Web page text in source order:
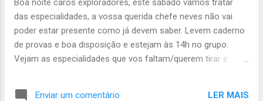
copo - Dinheiro para o lanche e ceia de
sábado - Canivete - 3,5€ Se puderem levar
consolas, jogos de consolas e jogos de
tabuleiro levem e avisem a vossa chefia. Até
Boa noite caros exploradores, este sábado vamos tratar
das especialidades, a vossa querida chefe neves não vai
poder estar presente como já devem saber. Levem caderno
de provas e boa disposição e estejam às 14h no grupo.
Vejam as especialidades que vos faltam/querem tirar e
Júlio
Enviar um comentário LER MAIS